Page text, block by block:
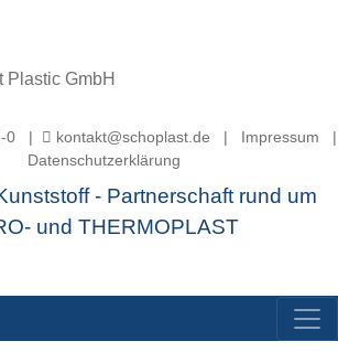
0 | kontakt@schoplast.de | Impressum |
Datenschutzerklärung
- Partnerschaft rund um
und THERMOPLAST